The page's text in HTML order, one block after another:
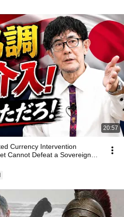
20:57
Currency Intervention
Cannot Defeat a Sovereign